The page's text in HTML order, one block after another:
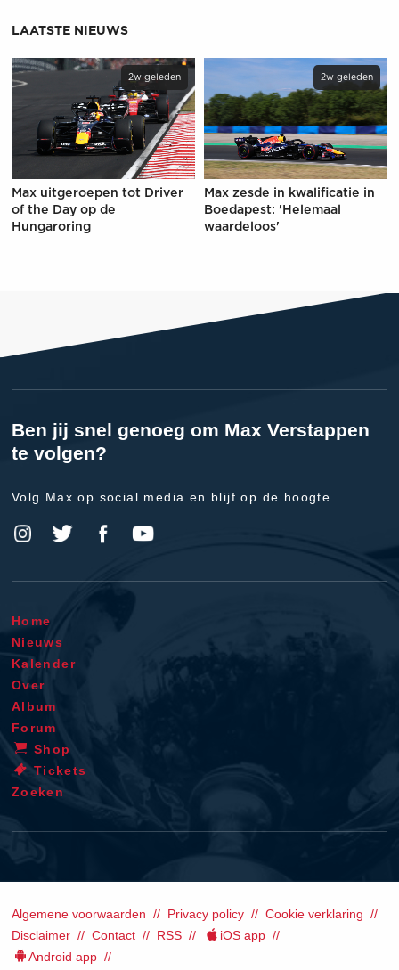
LAATSTE NIEUWS
2w geleden
Max uitgeroepen tot Driver
of the Day op de
Hungaroring
2w geleden
Max zesde in kwalificatie in
Boedapest: 'Helemaal
waardeloos'
Ben jij snel genoeg om Max Verstappen
te volgen?
Volg Max op social media en blijf op de hoogte.
Home
Nieuws
Kalender
Over
Album
Forum
Shop
Tickets
Zoeken
Algemene voorwaarden Privacy policy
Cookie verklaring
Disclaimer
Contact RSS
iOS app
Android app